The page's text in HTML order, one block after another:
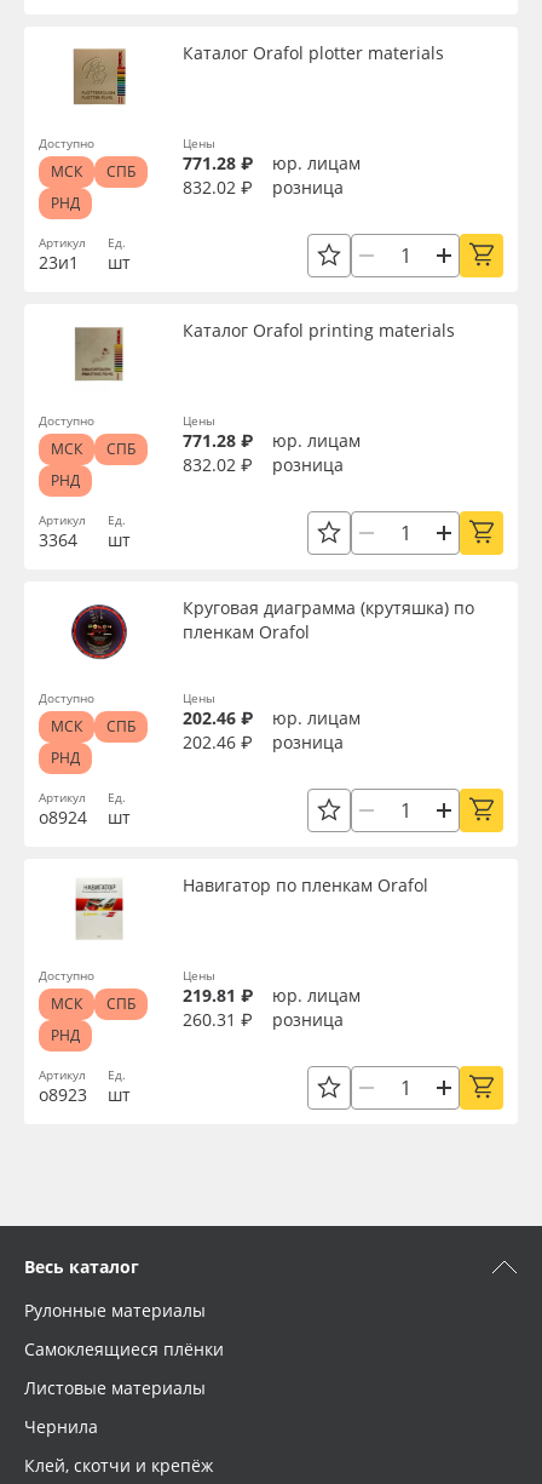
Артикул
23и1
Каталог Orafol plotter materials
Ед.
шт
Цены
771.28 ₽
юр. лицам
832.02 ₽
розница
Доступно
МСК
СПБ
РНД
Артикул
3364
Каталог Orafol printing materials
Ед.
шт
Цены
771.28 ₽
юр. лицам
832.02 ₽
розница
Доступно
МСК
СПБ
РНД
Артикул
о8924
Круговая диаграмма (крутяшка) по
пленкам Orafol
Ед.
шт
Цены
202.46 ₽
юр. лицам
202.46 ₽
розница
Доступно
МСК
СПБ
РНД
Артикул
о8923
Навигатор по пленкам Orafol
Ед.
шт
Цены
219.81 ₽
юр. лицам
260.31 ₽
розница
Доступно
МСК
СПБ
РНД
Весь каталог
Рулонные материалы
Самоклеящиеся плёнки
Листовые материалы
Чернила
Клей, скотчи и крепёж